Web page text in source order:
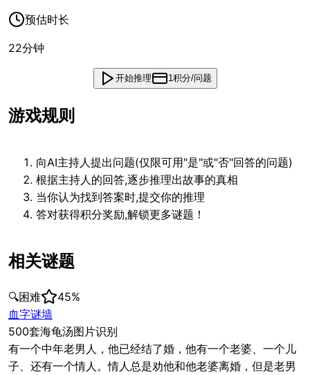
预估时长
22分钟
开始推理 1积分/问题
游戏规则
向AI主持人提出问题(仅限可用"是"或"否"回答的问题)
根据主持人的回答,逐步推理出故事的真相
当你认为找到答案时,提交你的推理
答对获得积分奖励,解锁更多谜题！
相关谜题
🔍困难 45%
血字谜墙
500套海龟汤图片识别
有一个中年老男人，他已经结了婚，他有一个老婆、一个儿
子、还有一个情人。情人总是劝他和他老婆离婚，但是老男